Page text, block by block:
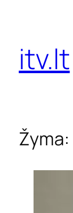
itv.lt
Žyma: